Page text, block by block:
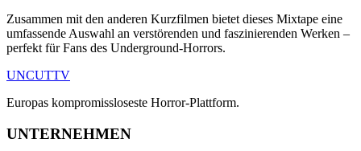
Zusammen mit den anderen Kurzfilmen bietet dieses Mixtape eine
umfassende Auswahl an verstörenden und faszinierenden Werken –
perfekt für Fans des Underground-Horrors.
UNCUTTV
Europas kompromissloseste Horror-Plattform.
UNTERNEHMEN